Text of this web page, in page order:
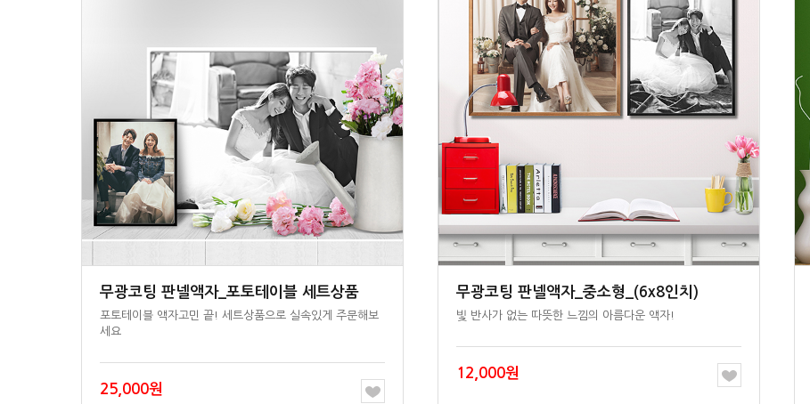
무광코팅 판넬액자_포토테이블 세트상품
세요
25,000원
무광코팅 판넬액자_중소형_(6x8인치)
빛 반사가 없는 따뜻한 느낌의 아름다운 액자!
12,000원